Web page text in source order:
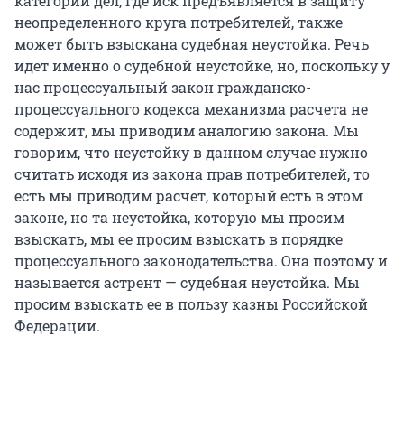
неопределенного круга потребителей, также
может быть взыскана судебная неустойка. Речь
идет именно о судебной неустойке, но, поскольку у
нас процессуальный закон гражданско-
процессуального кодекса механизма расчета не
содержит, мы приводим аналогию закона. Мы
говорим, что неустойку в данном случае нужно
считать исходя из закона прав потребителей, то
есть мы приводим расчет, который есть в этом
законе, но та неустойка, которую мы просим
взыскать, мы ее просим взыскать в порядке
процессуального законодательства. Она поэтому и
называется астрент — судебная неустойка. Мы
просим взыскать ее в пользу казны Российской
Федерации.